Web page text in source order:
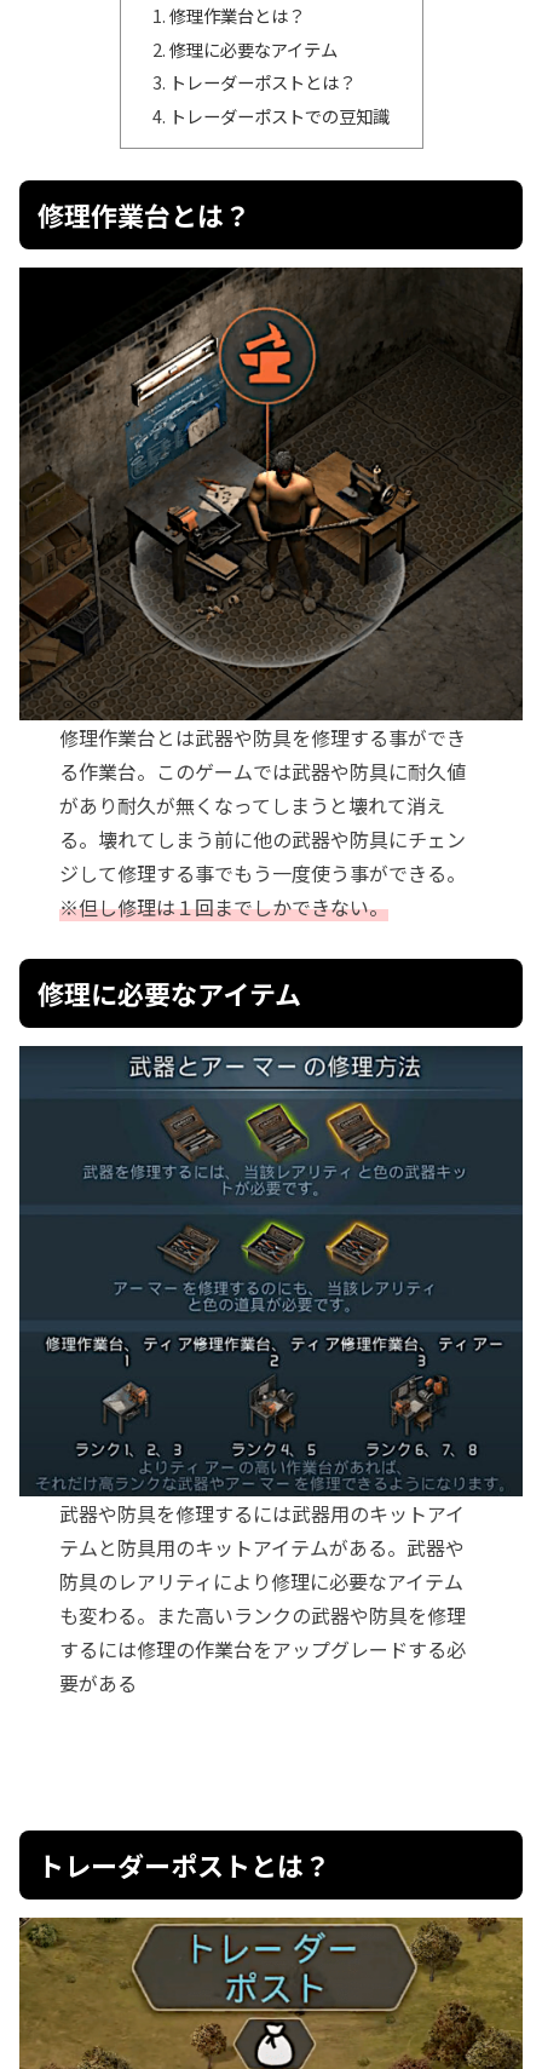
修理作業台とは？
修理に必要なアイテム
トレーダーポストとは？
トレーダーポストでの豆知識
修理作業台とは？
修理作業台とは武器や防具を修理する事ができ
る作業台。このゲームでは武器や防具に耐久値
があり耐久が無くなってしまうと壊れて消え
る。壊れてしまう前に他の武器や防具にチェン
ジして修理する事でもう一度使う事ができる。
※但し修理は１回までしかできない。
修理に必要なアイテム
武器や防具を修理するには武器用のキットアイ
テムと防具用のキットアイテムがある。武器や
防具のレアリティにより修理に必要なアイテム
も変わる。また高いランクの武器や防具を修理
するには修理の作業台をアップグレードする必
要がある
トレーダーポストとは？